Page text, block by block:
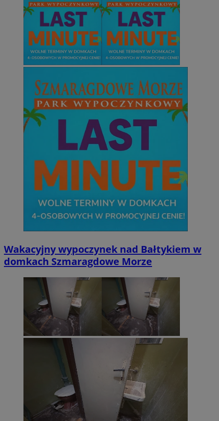
Wakacyjny wypoczynek nad Bałtykiem w
domkach Szmaragdowe Morze